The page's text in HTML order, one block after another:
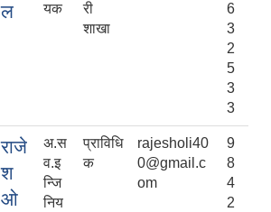
ल
यक
री
शाखा
6
3
2
5
3
3
राजे
श
ओ
अ.स
व.इ
न्जि
निय
प्राविधि
क
rajesholi40
0@gmail.c
om
9
8
4
2